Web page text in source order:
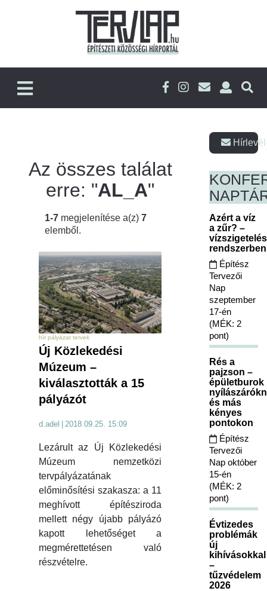
Az összes találat
erre: "AL_A"
1-7 megjelenítése a(z) 7
elemből.
hír pályázat tervek
Új Közlekedési
Múzeum –
kiválasztották a 15
pályázót
d.adel 2018.09.25. 15:09
Lezárult az Új Közlekedési
Múzeum nemzetközi
tervpályázatának
előminősítési szakasza: a 11
meghívott építésziroda
mellett négy újabb pályázó
kapott lehetőséget a
megmérettetésen való
részvételre.
Azért a víz
a zűr? –
Építész
Tervezői
Nap
szeptember
17-én
(MÉK: 2
pont)
Rés a
pajzson –
épületburok
és más
kényes
pontokon
Építész
Tervezői
Nap október
15-én
(MÉK: 2
pont)
Évtizedes
problémák
új
kihívásokkal
–
tűzvédelem
2026